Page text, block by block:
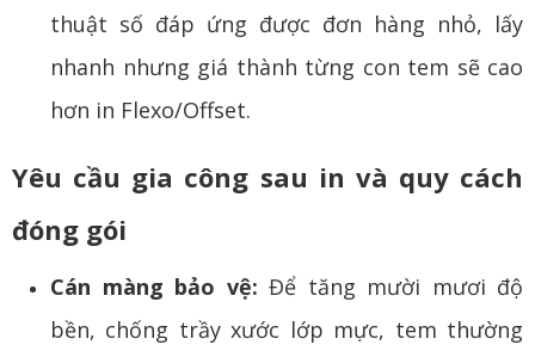
thuật số đáp ứng được đơn hàng nhỏ, lấy
nhanh nhưng giá thành từng con tem sẽ cao
hơn in Flexo/Offset.
Yêu cầu gia công sau in và quy cách
đóng gói
Cán màng bảo vệ: Để tăng mười mươi độ
bền, chống trầy xước lớp mực, tem thường